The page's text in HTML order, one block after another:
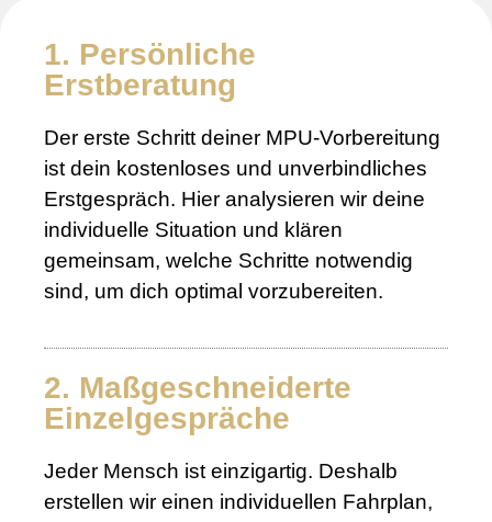
1. Persönliche
Erstberatung
Der erste Schritt deiner MPU-Vorbereitung
ist dein kostenloses und unverbindliches
Erstgespräch. Hier analysieren wir deine
individuelle Situation und klären
gemeinsam, welche Schritte notwendig
sind, um dich optimal vorzubereiten.
2. Maßgeschneiderte
Einzelgespräche
Jeder Mensch ist einzigartig. Deshalb
erstellen wir einen individuellen Fahrplan,